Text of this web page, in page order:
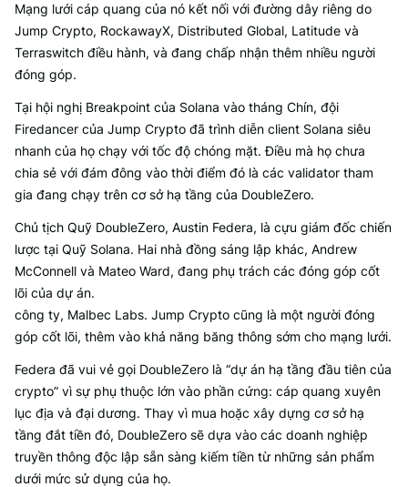
Mạng lưới cáp quang của nó kết nối với đường dây riêng do
Jump Crypto, RockawayX, Distributed Global, Latitude và
Terraswitch điều hành, và đang chấp nhận thêm nhiều người
đóng góp.
Tại hội nghị Breakpoint của Solana vào tháng Chín, đội
Firedancer của Jump Crypto đã trình diễn client Solana siêu
nhanh của họ chạy với tốc độ chóng mặt. Điều mà họ chưa
chia sẻ với đám đông vào thời điểm đó là các validator tham
gia đang chạy trên cơ sở hạ tầng của DoubleZero.
Chủ tịch Quỹ DoubleZero, Austin Federa, là cựu giám đốc chiến
lược tại Quỹ Solana. Hai nhà đồng sáng lập khác, Andrew
McConnell và Mateo Ward, đang phụ trách các đóng góp cốt
lõi của dự án.
công ty, Malbec Labs. Jump Crypto cũng là một người đóng
góp cốt lõi, thêm vào khả năng băng thông sớm cho mạng lưới.
Federa đã vui vẻ gọi DoubleZero là “dự án hạ tầng đầu tiên của
crypto” vì sự phụ thuộc lớn vào phần cứng: cáp quang xuyên
lục địa và đại dương. Thay vì mua hoặc xây dựng cơ sở hạ
tầng đắt tiền đó, DoubleZero sẽ dựa vào các doanh nghiệp
truyền thông độc lập sẵn sàng kiếm tiền từ những sản phẩm
dưới mức sử dụng của họ.